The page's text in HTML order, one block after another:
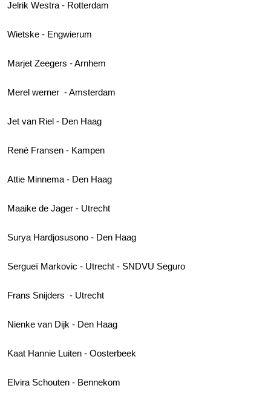
Jelrik Westra - Rotterdam
Wietske - Engwierum
Marjet Zeegers - Arnhem
Merel werner - Amsterdam
Jet van Riel - Den Haag
René Fransen - Kampen
Attie Minnema - Den Haag
Maaike de Jager - Utrecht
Surya Hardjosusono - Den Haag
Sergueï Markovic - Utrecht - SNDVU Seguro
Frans Snijders - Utrecht
Nienke van Dijk - Den Haag
Kaat Hannie Luiten - Oosterbeek
Elvira Schouten - Bennekom